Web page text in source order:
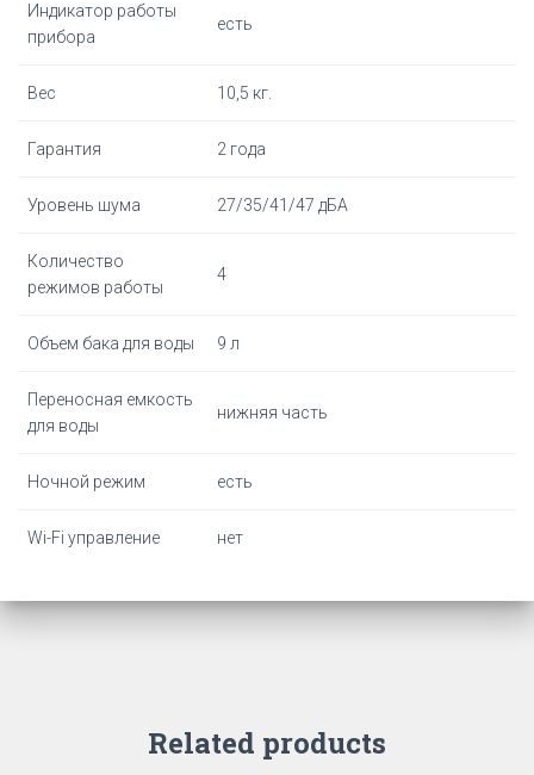
Индикатор работы
прибора
есть
Вес 10,5 кг.
Гарантия 2 года
Уровень шума 27/35/41/47 дБА
Количество
режимов работы
4
Объем бака для воды 9 л
Переносная емкость
для воды
нижняя часть
Ночной режим есть
Wi-Fi управление нет
Related products